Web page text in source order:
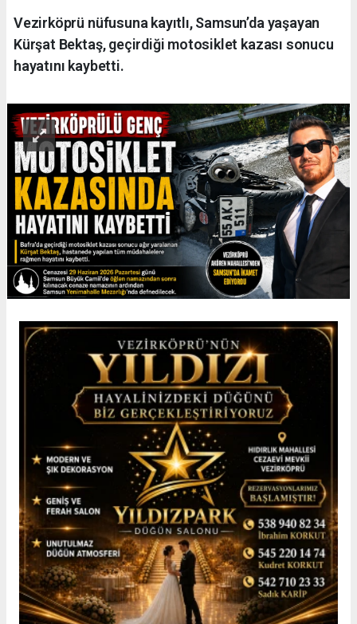
Vezirköprü nüfusuna kayıtlı, Samsun’da yaşayan
Kürşat Bektaş, geçirdiği motosiklet kazası sonucu
hayatını kaybetti.